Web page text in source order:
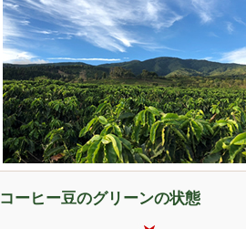
コーヒー豆のグリーンの状態